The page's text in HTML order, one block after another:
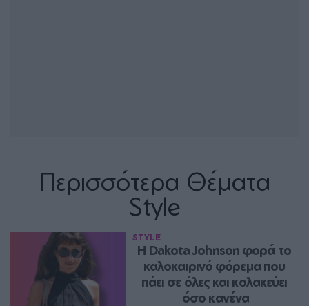
Περισσότερα Θέματα
Style
STYLE
Η Dakota Johnson φορά το
καλοκαιρινό φόρεμα που
πάει σε όλες και κολακεύει
όσο κανένα